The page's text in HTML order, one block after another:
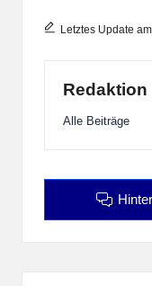
Letztes Update
Redaktion
Alle Beiträge